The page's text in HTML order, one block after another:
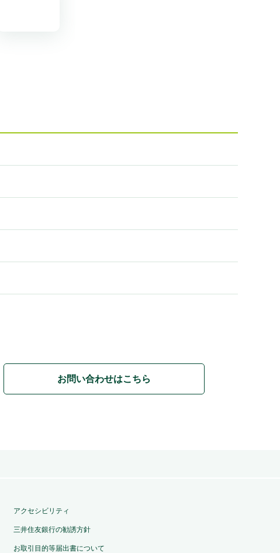
お問い合わせはこちら
アクセシビリティ
三井住友銀行の勧誘方針
お取引目的等届出書について